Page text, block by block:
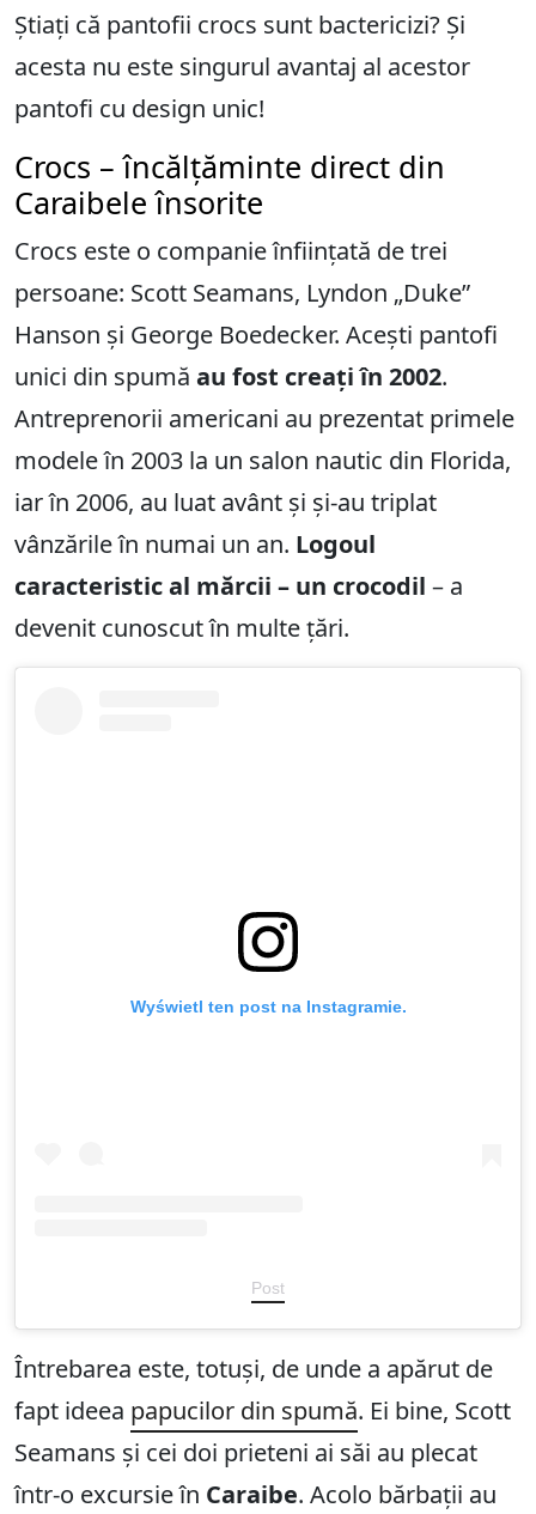
Știați că pantofii crocs sunt bactericizi? Și
acesta nu este singurul avantaj al acestor
pantofi cu design unic!
Crocs – încălțăminte direct din
Caraibele însorite
Crocs este o companie înființată de trei
persoane: Scott Seamans, Lyndon „Duke”
Hanson și George Boedecker. Acești pantofi
unici din spumă au fost creați în 2002.
Antreprenorii americani au prezentat primele
modele în 2003 la un salon nautic din Florida,
iar în 2006, au luat avânt și și-au triplat
vânzările în numai un an. Logoul
caracteristic al mărcii – un crocodil – a
devenit cunoscut în multe țări.
Wyświetl ten post na Instagramie.
Post
Întrebarea este, totuși, de unde a apărut de
fapt ideea papucilor din spumă. Ei bine, Scott
Seamans și cei doi prieteni ai săi au plecat
într-o excursie în Caraibe. Acolo bărbații au